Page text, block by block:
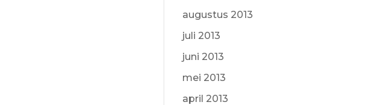
augustus 2013
juli 2013
juni 2013
mei 2013
april 2013